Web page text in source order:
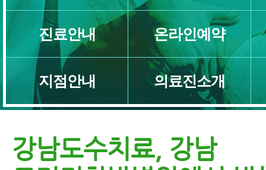
진료안내 온라인예약
지점안내 의료진소개
강남도수치료, 강남